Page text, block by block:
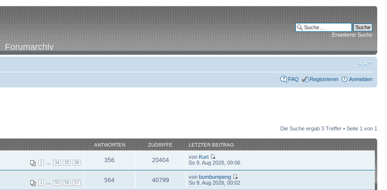
Forumarchiv
Erweiterte Suche
FAQ Registrieren Anmelden
Die Suche ergab 3 Treffer • Seite 1 von 1
ANTWORTEN ZUGRIFFE LETZTER BEITRAG
1 34 35 36 356 20404 von Kurt
So 9. Aug 2026, 09:06
1 55 56 57 564 40799 vonbumbumpeng
So 9. Aug 2026, 00:02